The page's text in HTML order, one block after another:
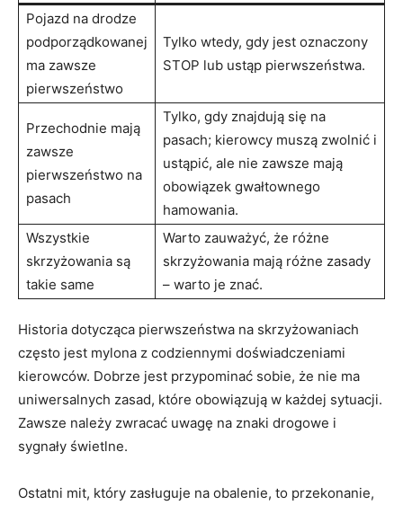
Pojazd na drodze
podporządkowanej
ma zawsze
pierwszeństwo
Tylko wtedy, gdy jest oznaczony
STOP lub ustąp pierwszeństwa.
Przechodnie mają
zawsze
pierwszeństwo na
pasach
Tylko, gdy znajdują się na
pasach; kierowcy muszą zwolnić i
ustąpić, ale nie zawsze mają
obowiązek gwałtownego
hamowania.
Wszystkie
skrzyżowania są
takie same
Warto zauważyć, że różne
skrzyżowania mają różne zasady
– warto je znać.
Historia dotycząca pierwszeństwa na skrzyżowaniach
często jest mylona z codziennymi doświadczeniami
kierowców. Dobrze jest przypominać sobie, że nie ma
uniwersalnych zasad, które obowiązują w każdej sytuacji.
Zawsze należy zwracać uwagę na znaki drogowe i
sygnały świetlne.
Ostatni mit, który zasługuje na obalenie, to przekonanie,